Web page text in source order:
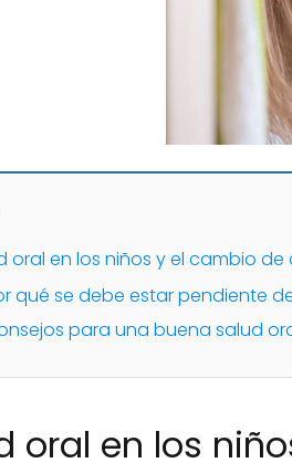
oral en los niños y el cambio de
qué se debe estar pendiente
para una buena salud
oral en los